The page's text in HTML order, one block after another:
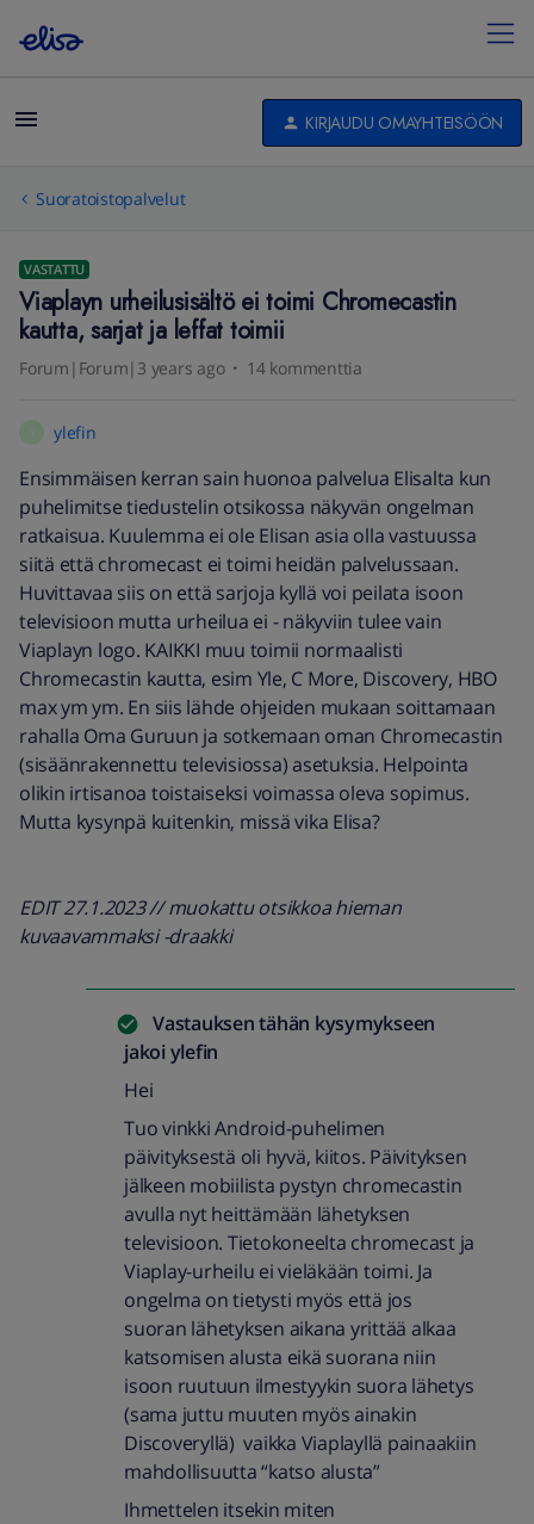
KIRJAUDU OMAYHTEISÖÖN
Suoratoistopalvelut
VASTATTU
Viaplayn urheilusisältö ei toimi Chromecastin
kautta, sarjat ja leffat toimii
Forum|Forum|3 years ago 14 kommenttia
ylefin
Ensimmäisen kerran sain huonoa palvelua Elisalta kun
puhelimitse tiedustelin otsikossa näkyvän ongelman
ratkaisua. Kuulemma ei ole Elisan asia olla vastuussa
siitä että chromecast ei toimi heidän palvelussaan.
Huvittavaa siis on että sarjoja kyllä voi peilata isoon
televisioon mutta urheilua ei - näkyviin tulee vain
Viaplayn logo. KAIKKI muu toimii normaalisti
Chromecastin kautta, esim Yle, C More, Discovery, HBO
max ym ym. En siis lähde ohjeiden mukaan soittamaan
rahalla Oma Guruun ja sotkemaan oman Chromecastin
(sisäänrakennettu televisiossa) asetuksia. Helpointa
olikin irtisanoa toistaiseksi voimassa oleva sopimus.
Mutta kysynpä kuitenkin, missä vika Elisa?
EDIT 27.1.2023 // muokattu otsikkoa hieman
kuvaavammaksi -draakki
Vastauksen tähän kysymykseen
jakoi ylefin
Hei
Tuo vinkki Android-puhelimen
päivityksestä oli hyvä, kiitos. Päivityksen
jälkeen mobiilista pystyn chromecastin
avulla nyt heittämään lähetyksen
televisioon. Tietokoneelta chromecast ja
Viaplay-urheilu ei vieläkään toimi. Ja
ongelma on tietysti myös että jos
suoran lähetyksen aikana yrittää alkaa
katsomisen alusta eikä suorana niin
isoon ruutuun ilmestyykin suora lähetys
(sama juttu muuten myös ainakin
Discoveryllä) vaikka Viaplayllä painaakiin
mahdollisuutta “katso alusta”
Ihmettelen itsekin miten